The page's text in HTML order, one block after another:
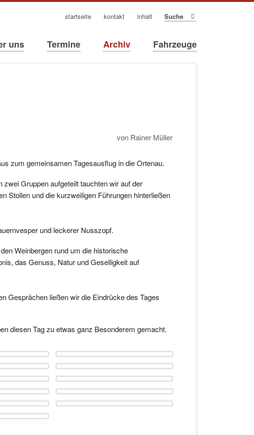
uns Termine Archiv Fahrzeuge
navigation
startseite kontakt inhalt
von Rainer Müller
zum gemeinsamen Tagesausflug in die Ortenau.
zwei Gruppen aufgeteilt tauchten wir auf der
Stollen und die kurzweiligen Führungen hinterließen
und leckerer Nusszopf.
Weinbergen rund um die historische
das Genuss, Natur und Geselligkeit auf
Gesprächen ließen wir die Eindrücke des Tages
diesen Tag zu etwas ganz Besonderem gemacht.